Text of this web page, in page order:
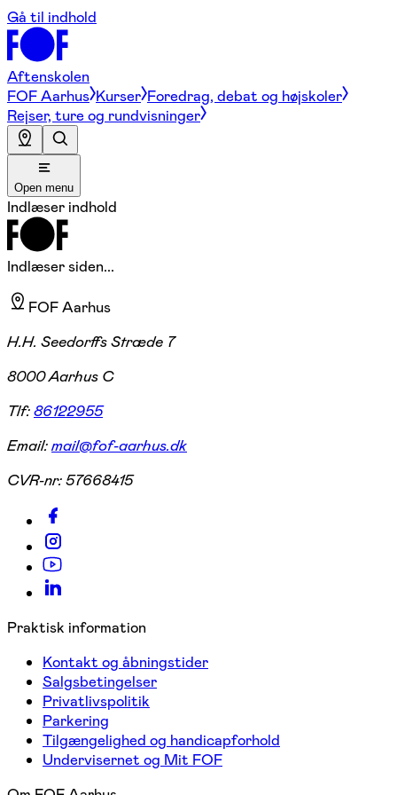
Gå til indhold
Aftenskolen
FOF Aarhus Kurser Foredrag, debat og højskoler
Rejser, ture og rundvisninger
Open menu
Indlæser indhold
Indlæser siden...
FOF Aarhus
H.H. Seedorffs Stræde 7
8000 Aarhus C
Tlf:86122955
Email:mail@fof-aarhus.dk
CVR-nr:57668415
Praktisk information
Kontakt og åbningstider
Salgsbetingelser
Privatlivspolitik
Parkering
Tilgængelighed og handicapforhold
Undervisernet og Mit FOF